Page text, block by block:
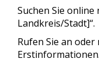
Suchen Sie
Landkreis/Stadt]“.
Rufen Sie an
Erstinformationen.